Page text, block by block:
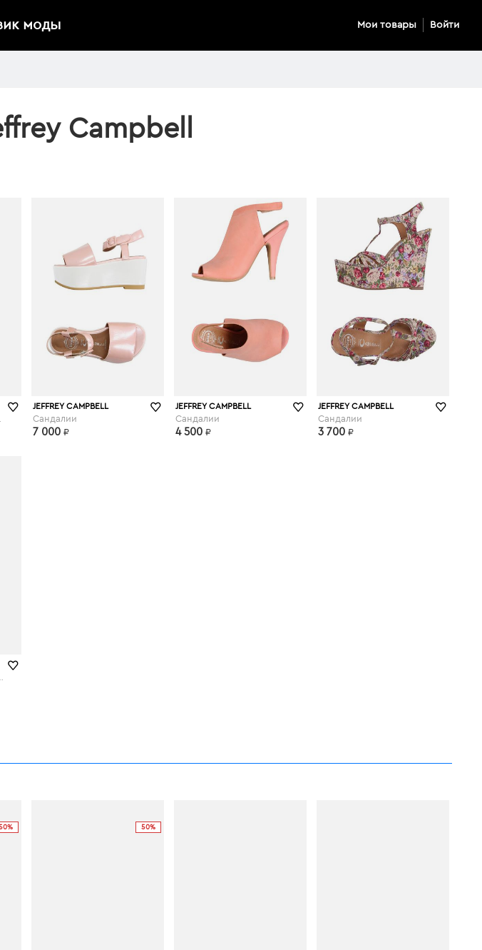
моды Мои товары Войти
Campbell
yoox.com
JEFFREY CAMPBELL
Сандалии
7 000 ₽
JEFFREY CAMPBELL
Сандалии
4 500 ₽
yoox.com
JEFFREY CAMPBELL
Сандалии
3 700 ₽
50%